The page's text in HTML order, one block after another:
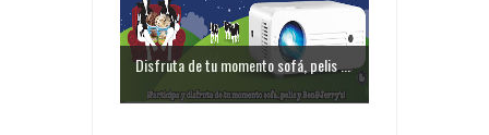
Disfruta de tu momento sofá, pelis ...